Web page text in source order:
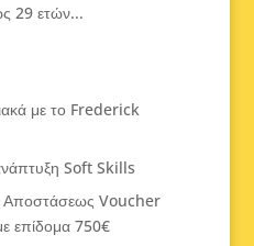
29 ετών...
με το Frederick
Soft Skills
Voucher
επίδομα 750€